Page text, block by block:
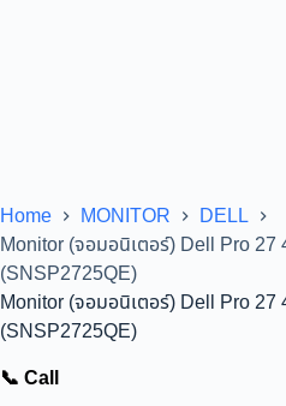
Home MONITOR
DELL
Monitor (จอมอนิเตอร์) Dell Pro 27
(SNSP2725QE)
Monitor (จอมอนิเตอร์) Dell Pro 27
(SNSP2725QE)
📞 Call